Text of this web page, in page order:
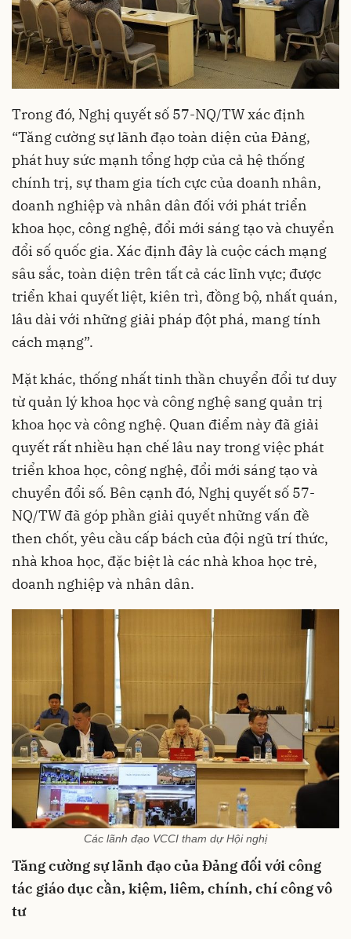
Trong đó, Nghị quyết số 57-NQ/TW xác định
“Tăng cường sự lãnh đạo toàn diện của Đảng,
phát huy sức mạnh tổng hợp của cả hệ thống
chính trị, sự tham gia tích cực của doanh nhân,
doanh nghiệp và nhân dân đối với phát triển
khoa học, công nghệ, đổi mới sáng tạo và chuyển
đổi số quốc gia. Xác định đây là cuộc cách mạng
sâu sắc, toàn diện trên tất cả các lĩnh vực; được
triển khai quyết liệt, kiên trì, đồng bộ, nhất quán,
lâu dài với những giải pháp đột phá, mang tính
cách mạng”.
Mặt khác, thống nhất tinh thần chuyển đổi tư duy
từ quản lý khoa học và công nghệ sang quản trị
khoa học và công nghệ. Quan điểm này đã giải
quyết rất nhiều hạn chế lâu nay trong việc phát
triển khoa học, công nghệ, đổi mới sáng tạo và
chuyển đổi số. Bên cạnh đó, Nghị quyết số 57-
NQ/TW đã góp phần giải quyết những vấn đề
then chốt, yêu cầu cấp bách của đội ngũ trí thức,
nhà khoa học, đặc biệt là các nhà khoa học trẻ,
doanh nghiệp và nhân dân.
Các lãnh đạo VCCI tham dự Hội nghị
Tăng cường sự lãnh đạo của Đảng đối với công
tác giáo dục cần, kiệm, liêm, chính, chí công vô
tư